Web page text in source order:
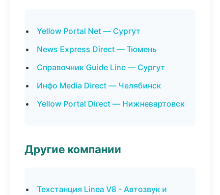
Yellow Portal Net — Сургут
News Express Direct — Тюмень
Справочник Guide Line — Сургут
Инфо Media Direct — Челябинск
Yellow Portal Direct — Нижневартовск
Другие компании
Техстанция Linea V8 - Автозвук и